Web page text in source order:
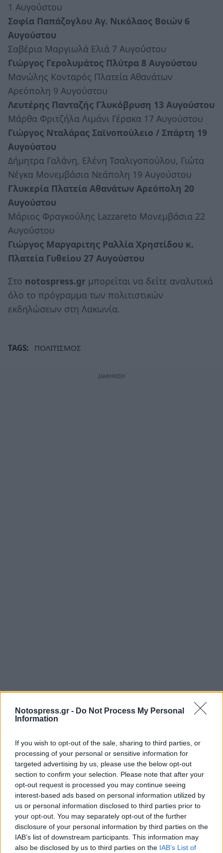
Notospress.gr - Do Not Process My Personal
Information
If you wish to opt-out of the sale, sharing to third parties, or
processing of your personal or sensitive information for
targeted advertising by us, please use the below opt-out
section to confirm your selection. Please note that after your
opt-out request is processed you may continue seeing
interest-based ads based on personal information utilized by
us or personal information disclosed to third parties prior to
your opt-out. You may separately opt-out of the further
disclosure of your personal information by third parties on the
IAB’s list of downstream participants. This information may
also be disclosed by us to third parties on the IAB’s List of
1 Αυγούστου
Σοφία Παπάζογλου Αγ. Νικόλαος Βοιών 6
Αυγούστου
Σαβέρια Μαργιωλά Ελιά 7 Αυγούστου
Γιώργος Γερολυμάτος Πλύτρα 8 Αυγούστου
Μανώλης Κονταρός Πλατεία Αθανάτων
Αρεόπολη 9 Αυγούστου
Λευτέρης Πανταζής Γλυκόβρυση 13 Αυγούστου
Μάρθα Φριτζήλα Λιμάνι Γέρακα 17 Αυγούστου
Γιώργος Νταλάρας Σαϊνοπούλειο / Σπάρτη 19
Αυγούστου
Δήμητρα Γαλάνη, Ελένη Τσαλιγοπούλου, Γιώτα
Νέγκα Μονεμβάσια Νεάπολη 19 Αυγούστου
Γλυκερία Πλατεία Αθανάτων Αρεόπολη 20
Αυγούστου
Μάριος Φραγκούλης Lazzareto Μονεμβάσια 22
Aυγούστου
Γιώργος Μαργαριτης Ραλλία Χρηστίδου κ.
Πλατεία Γυθείου 27 Αυγούστου
Στο notospress.gr μπορείται να δείτε αναλυτικά
όλο το πρόγραμμα των πολιτιστικών
εκδηλώσεων στη Λακωνία.
TAGS: ΠΟΛΙΤΙΣΜΟΣ
Σχετικά Άρθρα